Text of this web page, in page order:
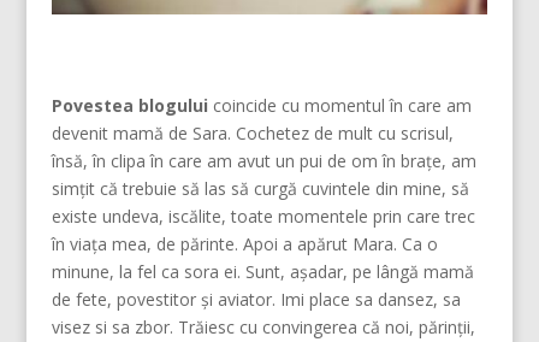
Povestea blogului coincide cu momentul în care am
devenit mamă de Sara. Cochetez de mult cu scrisul,
însă, în clipa în care am avut un pui de om în brațe, am
simțit că trebuie să las să curgă cuvintele din mine, să
existe undeva, iscălite, toate momentele prin care trec
în viața mea, de părinte. Apoi a apărut Mara. Ca o
minune, la fel ca sora ei. Sunt, așadar, pe lângă mamă
de fete, povestitor și aviator. Imi place sa dansez, sa
visez si sa zbor. Trăiesc cu convingerea că noi, părinţii,